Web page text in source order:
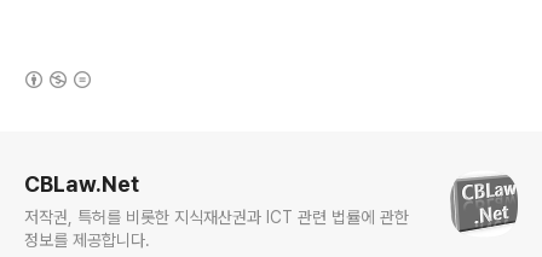
CBLaw.Net
저작권, 특허를 비롯한 지식재산권과 ICT 관련 법률에 관한
정보를 제공합니다.